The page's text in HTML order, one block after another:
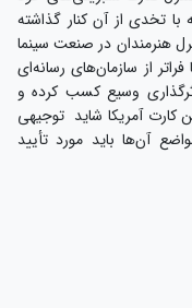
تخدی از آن کنار گذاشته
هنرمندان در صنعت سینما
از سازمان‌های رسانه‌ای
وسیع کسب کرده و
کارت آمریکا شاید توجیهی
آن‌ها باید مورد تأیید